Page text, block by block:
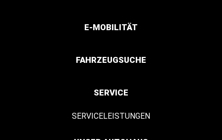
E-MOBILITÄT
FAHRZEUGSUCHE
SERVICE
SERVICELEISTUNGEN